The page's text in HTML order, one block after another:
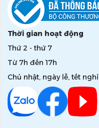
Thời gian hoạt động
Thứ 2 - thứ 7
Từ 7h đến 17h
Chủ nhật, ngày lễ, tết nghỉ